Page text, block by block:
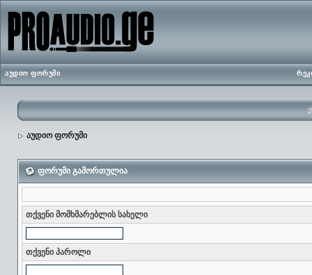
აუდიო ფორუმი
აუდიო ფორუმი
ფორუმი გამორთულია
თქვენი მომხმარებლის სახელი
თქვენი პაროლი